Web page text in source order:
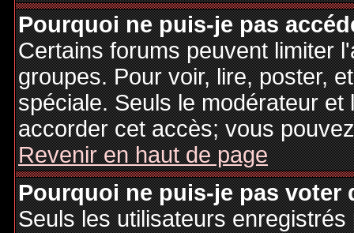
Pourquoi ne puis-je pas
Certains forums peuvent limiter
groupes. Pour voir, lire, poster,
spéciale. Seuls le modérateur
accorder cet accès; vous
Revenir en haut de page
Pourquoi ne puis-je pas voter
Seuls les utilisateurs